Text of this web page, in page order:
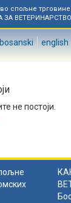
спољне
ЗА
bosanski english
не постоји.